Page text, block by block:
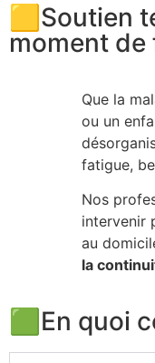
🟨Soutien
moment
Que la
ou un
fatigue,
Nos
intervenir
au
la
🟩En quoi